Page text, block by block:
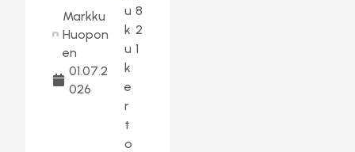
Markku
Huopon
en
01.07.2
026
u
k
u
k
e
r
t
o
8
2
1